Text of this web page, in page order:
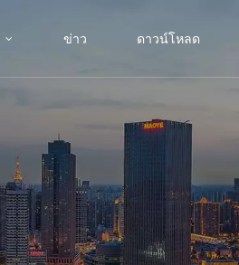
ข่าว ดาวน์โหลด